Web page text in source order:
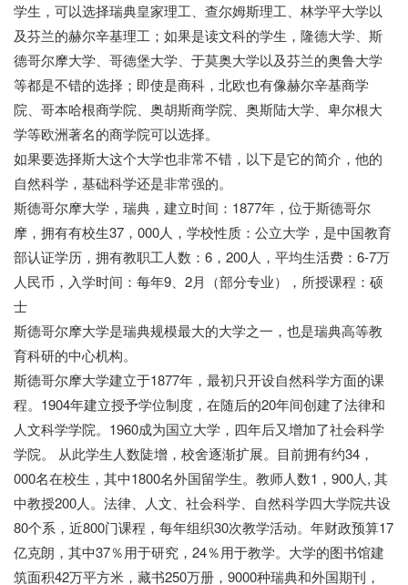
学生，可以选择瑞典皇家理工、查尔姆斯理工、林学平大学以
及芬兰的赫尔辛基理工；如果是读文科的学生，隆德大学、斯
德哥尔摩大学、哥德堡大学、于莫奥大学以及芬兰的奥鲁大学
等都是不错的选择；即使是商科，北欧也有像赫尔辛基商学
院、哥本哈根商学院、奥胡斯商学院、奥斯陆大学、卑尔根大
学等欧洲著名的商学院可以选择。
如果要选择斯大这个大学也非常不错，以下是它的简介，他的
自然科学，基础科学还是非常强的。
斯德哥尔摩大学，瑞典，建立时间：1877年，位于斯德哥尔
摩，拥有有校生37，000人，学校性质：公立大学，是中国教育
部认证学历，拥有教职工人数：6，200人，平均生活费：6-7万
人民币，入学时间：每年9、2月（部分专业），所授课程：硕
士
斯德哥尔摩大学是瑞典规模最大的大学之一，也是瑞典高等教
育科研的中心机构。
斯德哥尔摩大学建立于1877年，最初只开设自然科学方面的课
程。1904年建立授予学位制度，在随后的20年间创建了法律和
人文科学学院。1960成为国立大学，四年后又增加了社会科学
学院。 从此学生人数陡增，校舍逐渐扩展。目前拥有约34，
000名在校生，其中1800名外国留学生。教师人数1，900人, 其
中教授200人。法律、人文、社会科学、自然科学四大学院共设
80个系，近800门课程，每年组织30次教学活动。年财政预算17
亿克朗，其中37％用于研究，24％用于教学。大学的图书馆建
筑面积42万平方米，藏书250万册，9000种瑞典和外国期刊，